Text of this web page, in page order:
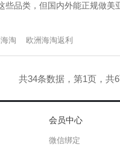
些品类，但国内外能正规做
淘 欧洲海淘返利
共34条数据，第1页，共
会员中心
微信绑定